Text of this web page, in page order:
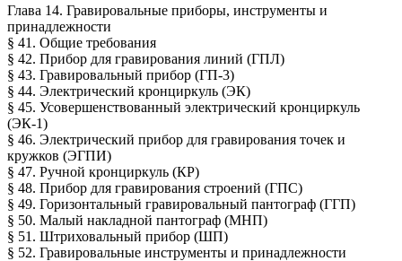
Глава 14. Гравировальные приборы, инструменты и
принадлежности
§ 41. Общие требования
§ 42. Прибор для гравирования линий (ГПЛ)
§ 43. Гравировальный прибор (ГП-3)
§ 44. Электрический кронциркуль (ЭК)
§ 45. Усовершенствованный электрический кронциркуль
(ЭК-1)
§ 46. Электрический прибор для гравирования точек и
кружков (ЭГПИ)
§ 47. Ручной кронциркуль (КР)
§ 48. Прибор для гравирования строений (ГПС)
§ 49. Горизонтальный гравировальный пантограф (ГГП)
§ 50. Малый накладной пантограф (МНП)
§ 51. Штриховальный прибор (ШП)
§ 52. Гравировальные инструменты и принадлежности